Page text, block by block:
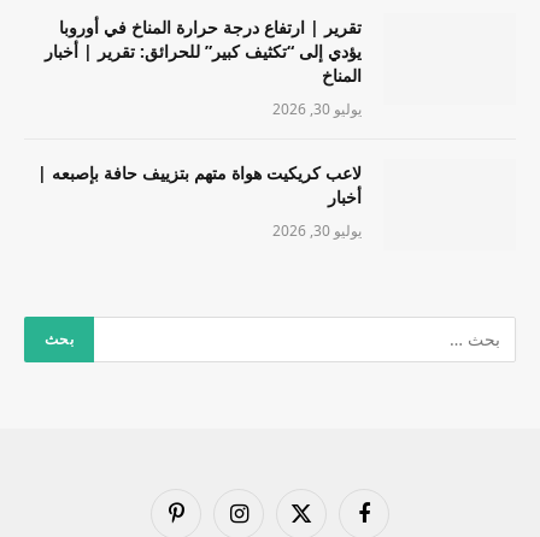
تقرير | ارتفاع درجة حرارة المناخ في أوروبا
يؤدي إلى “تكثيف كبير” للحرائق: تقرير | أخبار
المناخ
يوليو 30, 2026
لاعب كريكيت هواة متهم بتزييف حافة بإصبعه |
أخبار
يوليو 30, 2026
فيسبوك
X
الانستغرامبينتيريست